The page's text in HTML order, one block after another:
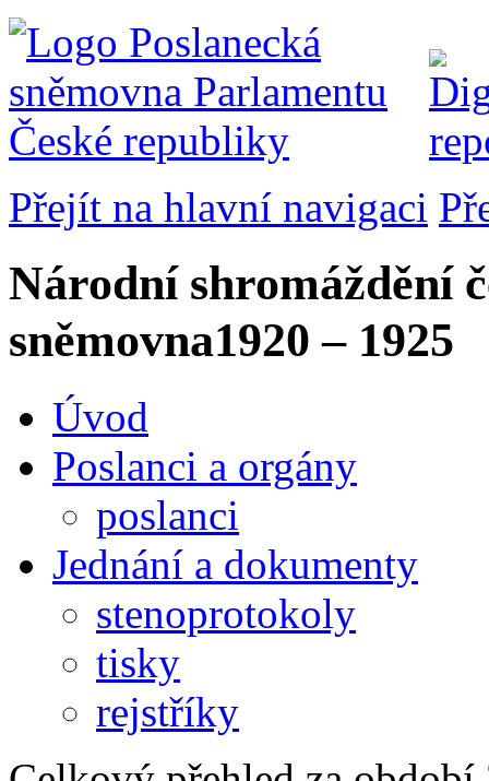
Přejít na hlavní navigaci
Národní shromáždění
sněmovna1920 – 1925
Úvod
Poslanci a orgány
poslanci
Jednání a dokumenty
stenoprotokoly
tisky
rejstříky